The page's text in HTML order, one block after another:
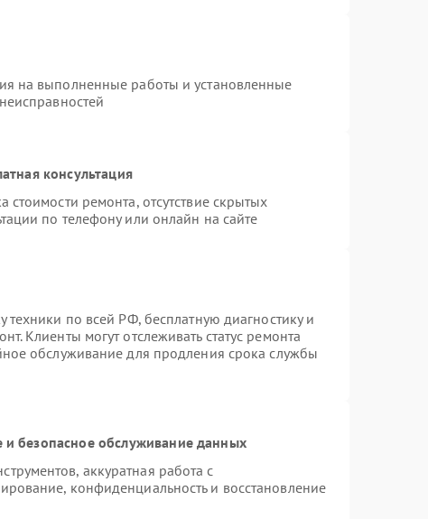
на выполненные работы и установленные
консультация
ремонта, отсутствие скрытых
по телефону или онлайн на сайте
техники по всей РФ, бесплатную диагностику и
Клиенты могут отслеживать статус ремонта
обслуживание для продления срока службы
безопасное обслуживание данных
аккуратная работа с
конфиденциальность и восстановление